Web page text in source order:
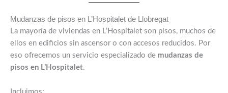
Mudanzas de pisos en L’Hospitalet de Llobregat
La mayoría de viviendas en L’Hospitalet son pisos, muchos de
ellos en edificios sin ascensor o con accesos reducidos. Por
eso ofrecemos un servicio especializado de mudanzas de
pisos en L’Hospitalet.